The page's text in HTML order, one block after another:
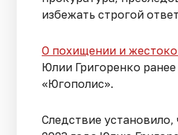
избежать строгой
О похищении и
Юлии Григоренко
«Югополис».
Следствие установило,